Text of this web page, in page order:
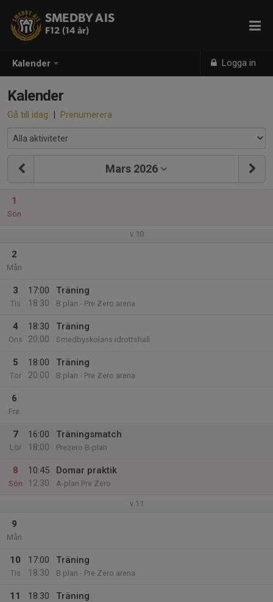
Kalender Logga in
SMEDBY AIS
F12 (14 år)
Kalender
Gå till idag | Prenumerera
Mars 2026
1
Sön
v.10
2
Mån
3
Tis
17:00
18:30
Träning
B plan - Pre Zero arena
4
Ons
18:30
20:00
Träning
Smedbyskolans idrottshall
5
Tor
18:00
20:00
Träning
B plan - Pre Zero arena
6
Fre
7
Lör
16:00
18:00
Träningsmatch
Prezero B-plan
8
Sön
10:45
12:30
Domar praktik
A-plan Pre Zero
v.11
9
Mån
10
Tis
17:00
18:30
Träning
B plan - Pre Zero arena
11
18:30
Träning